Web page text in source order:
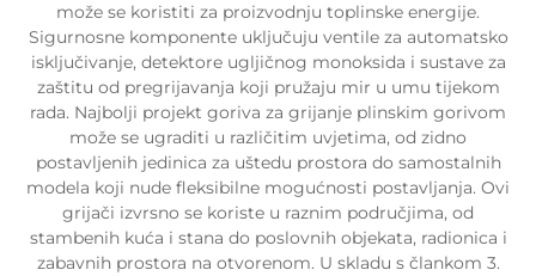
može se koristiti za proizvodnju toplinske energije.
Sigurnosne komponente uključuju ventile za automatsko
isključivanje, detektore ugljičnog monoksida i sustave za
zaštitu od pregrijavanja koji pružaju mir u umu tijekom
rada. Najbolji projekt goriva za grijanje plinskim gorivom
može se ugraditi u različitim uvjetima, od zidno
postavljenih jedinica za uštedu prostora do samostalnih
modela koji nude fleksibilne mogućnosti postavljanja. Ovi
grijači izvrsno se koriste u raznim područjima, od
stambenih kuća i stana do poslovnih objekata, radionica i
zabavnih prostora na otvorenom. U skladu s člankom 3.